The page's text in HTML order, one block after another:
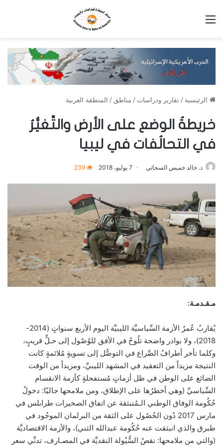
الرئيسية / تقارير ودراسات / مناطق / المنطقة العربية
خريطةُ الوضع على الأرض والتَّغيُّرُ
في التحالُفات في ليبيا
د. خالد خميس السحاتي 7 يوليو، 2018 239
مـقـدمـة:
يُقاربُ عُمرُ الأزمة السِّياسيَّة الليبيَّة اليوم الأربع سنواتٍ (2014-
2018)، ولا بوادر واضحة تلُوحُ في الأفق للوُصُول إلى حـلٍّ قريبٍ،
وكلما تأخر أطرافُ الصِّراع في التوصُّل إلى تسويةٍ مُلائمةٍ كانت
النتيجة مزيداً من التعقيد في المشهد الليبيِّ، ومزيداً من الوقت
الضائع على الوطن في ظل أزماتٍ مُستفحلةٍ كأزمة الانقسام
السِّياسيِّ (وهي أخطرُها على الإطلاق، ومن ملامحها حاليّا: دخولُ
حُكُومة الوفاق الوطني الـمُنبثقة عن اتفاق الصخيرات طرابلس في
مارس 2017 دُون الحُصُول على الثقة من البرلمان الموجُود في
طبرق والذي انبثقت عنه حُكُومة عبدالله الثني)، والأزمة الاقتصاديَّة
(والتي من ملامحها: نقصُ السُّيُولة النقديَّة في المصـارف، تدنِّي سعر